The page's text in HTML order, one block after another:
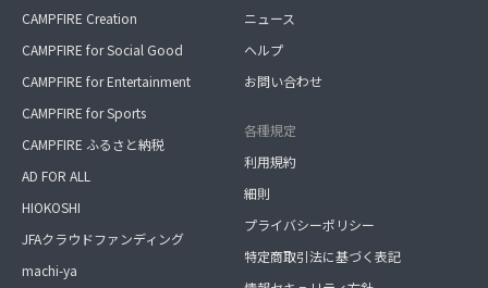
CAMPFIRE Creation
CAMPFIRE for Social Good
CAMPFIRE for Entertainment
CAMPFIRE for Sports
CAMPFIRE ふるさと納税
AD FOR ALL
HIOKOSHI
JFAクラウドファンディング
machi-ya
ニュース
ヘルプ
お問い合わせ
各種規定
利用規約
細則
プライバシーポリシー
特定商取引法に基づく表記